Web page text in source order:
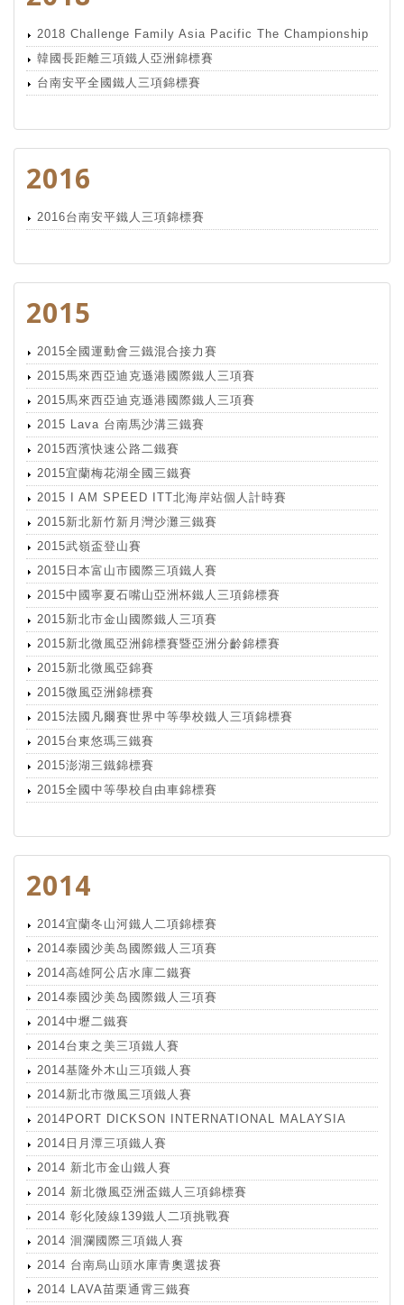
2018 Challenge Family Asia Pacific The Championship
韓國長距離三項鐵人亞洲錦標賽
台南安平全國鐵人三項錦標賽
2016
2016台南安平鐵人三項錦標賽
2015
2015全國運動會三鐵混合接力賽
2015馬來西亞迪克遜港國際鐵人三項賽
2015馬來西亞迪克遜港國際鐵人三項賽
2015 Lava 台南馬沙溝三鐵賽
2015西濱快速公路二鐵賽
2015宜蘭梅花湖全國三鐵賽
2015 I AM SPEED ITT北海岸站個人計時賽
2015新北新竹新月灣沙灘三鐵賽
2015武嶺盃登山賽
2015日本富山市國際三項鐵人賽
2015中國寧夏石嘴山亞洲杯鐵人三項錦標賽
2015新北市金山國際鐵人三項賽
2015新北微風亞洲錦標賽暨亞洲分齡錦標賽
2015新北微風亞錦賽
2015微風亞洲錦標賽
2015法國凡爾賽世界中等學校鐵人三項錦標賽
2015台東悠瑪三鐵賽
2015澎湖三鐵錦標賽
2015全國中等學校自由車錦標賽
2014
2014宜蘭冬山河鐵人二項錦標賽
2014泰國沙美岛國際鐵人三項賽
2014高雄阿公店水庫二鐵賽
2014泰國沙美岛國際鐵人三項賽
2014中壢二鐵賽
2014台東之美三項鐵人賽
2014基隆外木山三項鐵人賽
2014新北市微風三項鐵人賽
2014PORT DICKSON INTERNATIONAL MALAYSIA
2014日月潭三項鐵人賽
2014 新北市金山鐵人賽
2014 新北微風亞洲盃鐵人三項錦標賽
2014 彰化陵線139鐵人二項挑戰賽
2014 洄瀾國際三項鐵人賽
2014 台南烏山頭水庫青奧選拔賽
2014 LAVA苗栗通霄三鐵賽